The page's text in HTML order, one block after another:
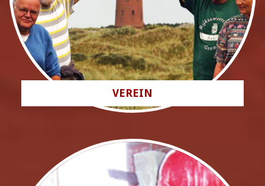
VEREIN